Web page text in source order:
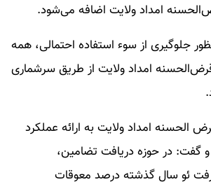
امداد ولایت اضافه می‌شود.
جلوگیری از سوء استفاده احتمالی، همه
امداد ولایت از طریق سرشماری
الحسنه امداد ولایت به ارائه عملکرد
و گفت: در حوزه دریافت تضامین،
ئو سال گذشته درصد معوقات